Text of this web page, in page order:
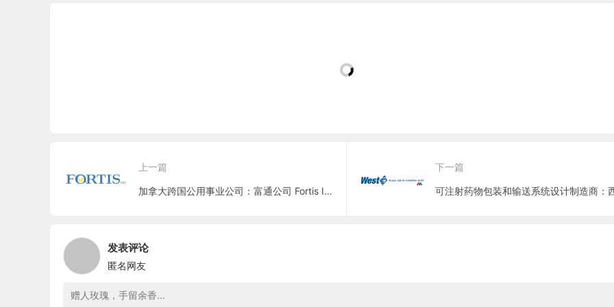
上一篇
加拿大跨国公用事业公司：富通公司 Fortis Inc.(FTS)
下一篇
发表评论
匿名网友